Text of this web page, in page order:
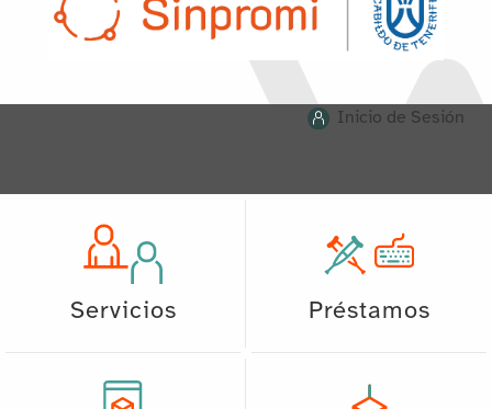
Inicio de Sesión
Servicios Préstamos